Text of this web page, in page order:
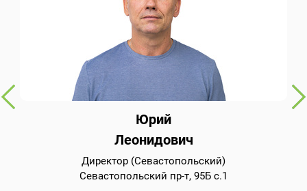
Юрий
Леонидович
Директор (Севастопольский)
Севастопольский пр-т, 95Б с.1